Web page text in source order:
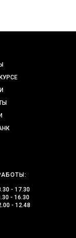
- 17.30
- 16.30
- 12.48